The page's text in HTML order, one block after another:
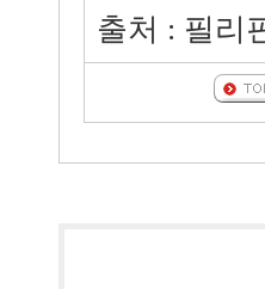
출처 : 필리